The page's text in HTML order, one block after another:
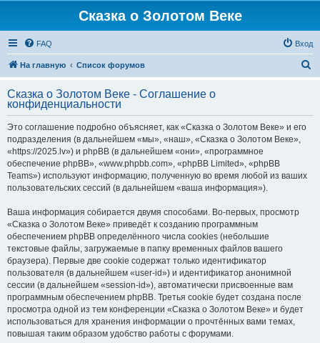
Сказка о Золотом Веке
FAQ Вход
На главную Список форумов
с
Сказка о Золотом Веке - Соглашение о
конфиденциальности
Это соглашение подробно объясняет, как «Сказка о Золотом Веке» и его
подразделения (в дальнейшем «мы», «наш», «Сказка о Золотом Веке»,
«https://2025.lv») и phpBB (в дальнейшем «они», «программное
обеспечение phpBB», «www.phpbb.com», «phpBB Limited», «phpBB
Teams») используют информацию, полученную во время любой из ваших
пользовательских сессий (в дальнейшем «ваша информация»).
Ваша информация собирается двумя способами. Во-первых, просмотр
«Сказка о Золотом Веке» приведёт к созданию программным
обеспечением phpBB определённого числа cookies (небольшие
текстовые файлы, загружаемые в папку временных файлов вашего
браузера). Первые две cookie содержат только идентификатор
пользователя (в дальнейшем «user-id») и идентификатор анонимной
сессии (в дальнейшем «session-id»), автоматически присвоенные вам
программным обеспечением phpBB. Третья cookie будет создана после
просмотра одной из тем конференции «Сказка о Золотом Веке» и будет
использоваться для хранения информации о прочтённых вами темах,
повышая таким образом удобство работы с форумами.